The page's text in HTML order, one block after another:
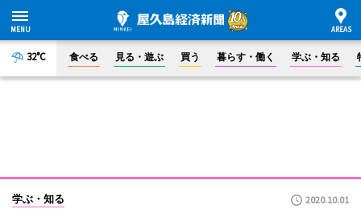
32°C 食べる 見る・遊ぶ 買う 暮らす・働く 学ぶ・知る
学ぶ・知る 2020.10.01